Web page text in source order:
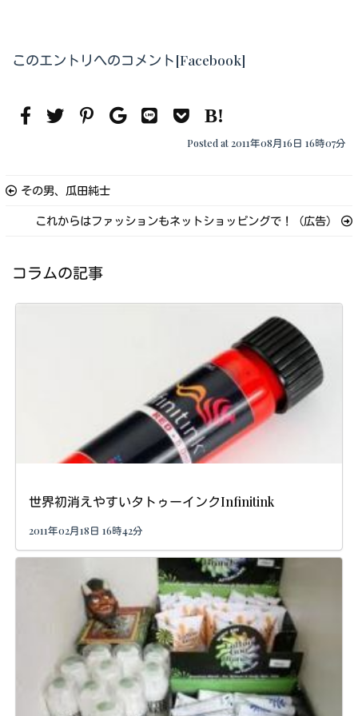
このエントリへのコメント[Facebook]
Posted at 2011年08月16日 16時07分
その男、瓜田純士
これからはファッションもネットショッピングで！（広告）
コラムの記事
世界初消えやすいタトゥーインクInfinitink
2011年02月18日 16時42分